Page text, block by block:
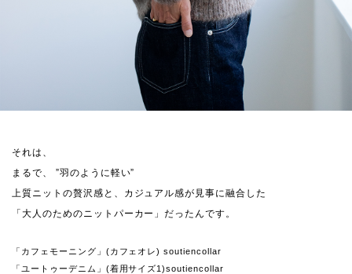
それは、
まるで、 ”羽のように軽い”
上質ニットの贅沢感と、カジュアル感が見事に融合した
「大人のためのニットパーカー」だったんです。
「カフェモーニング」(カフェオレ) soutiencollar
「ユートゥーデニム」(着用サイズ1)soutiencollar